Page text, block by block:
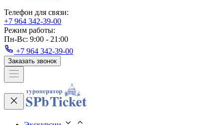
Телефон для связи:
+7 964 342-39-00
Режим работы:
Пн-Вс: 9:00 - 21:00
+7 964 342-39-00
Заказать звонок